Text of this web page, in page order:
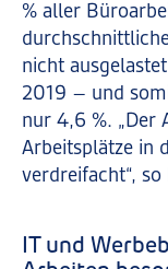
% aller
nicht
2019 – und
nur 4,6 %. „Der
Arbeitsplätze in
verdreifacht“, so
IT und